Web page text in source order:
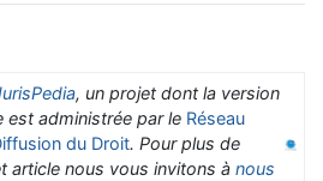
, un projet dont la version
est administrée par le Réseau
du Droit. Pour plus de
article nous vous invitons à nous